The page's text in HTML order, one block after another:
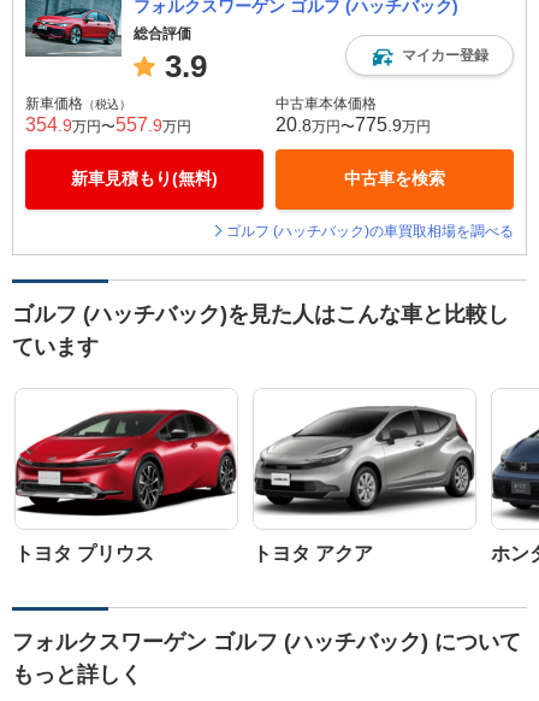
フォルクスワーゲン ゴルフ (ハッチバック)
総合評価
3.9 マイカー登録
新車価格 （税込）
354 .9万円〜557 .9万円
新車見積もり(無料)
中古車本体価格
20 .8万円〜775 .9万円
中古車を検索
ゴルフ (ハッチバック)の車買取相場を調べる
ゴルフ (ハッチバック)を見た人はこんな車と比較し
ています
トヨタ プリウス トヨタ アクア ホン
フォルクスワーゲン ゴルフ (ハッチバック) について
もっと詳しく